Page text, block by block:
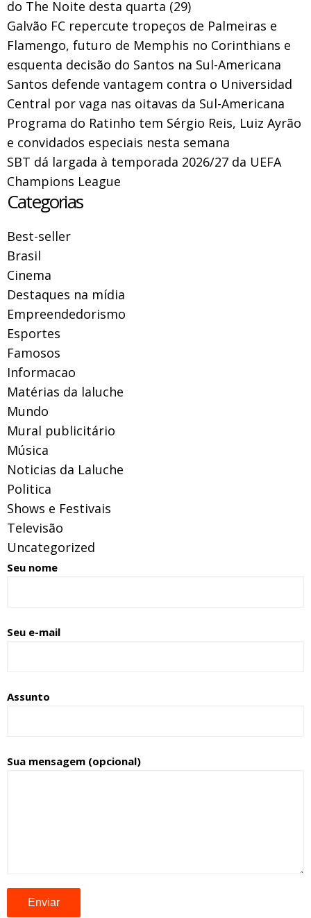
do The Noite desta quarta (29)
Galvão FC repercute tropeços de Palmeiras e
Flamengo, futuro de Memphis no Corinthians e
esquenta decisão do Santos na Sul-Americana
Santos defende vantagem contra o Universidad
Central por vaga nas oitavas da Sul-Americana
Programa do Ratinho tem Sérgio Reis, Luiz Ayrão
e convidados especiais nesta semana
SBT dá largada à temporada 2026/27 da UEFA
Champions League
Categorias
Best-seller
Brasil
Cinema
Destaques na mídia
Empreendedorismo
Esportes
Famosos
Informacao
Matérias da laluche
Mundo
Mural publicitário
Música
Noticias da Laluche
Politica
Shows e Festivais
Televisão
Uncategorized
Seu nome
Seu e-mail
Assunto
Sua mensagem (opcional)